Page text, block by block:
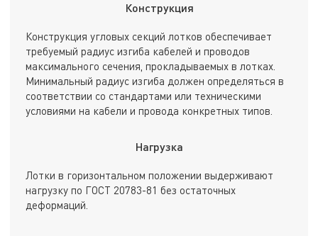
Конструкция
Конструкция угловых секций лотков обеспечивает
требуемый радиус изгиба кабелей и проводов
максимального сечения, прокладываемых в лотках.
Минимальный радиус изгиба должен определяться в
соответствии со стандартами или техническими
условиями на кабели и провода конкретных типов.
Нагрузка
Лотки в горизонтальном положении выдерживают
нагрузку по ГОСТ 20783-81 без остаточных
деформаций.